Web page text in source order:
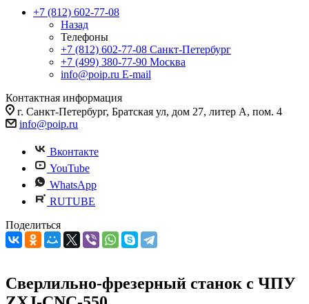
+7 (812) 602-77-08
Назад
Телефоны
+7 (812) 602-77-08 Санкт-Петербург
+7 (499) 380-77-90 Москва
info@poip.ru E-mail
Контактная информация
г. Санкт-Петербург, Братская ул, дом 27, литер А, пом. 4
info@poip.ru
Вконтакте
YouTube
WhatsApp
RUTUBE
Поделиться
Сверлильно-фрезерный станок с ЧПУ